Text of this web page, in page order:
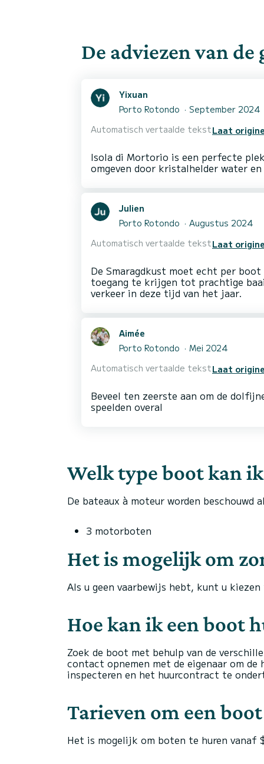
De adviezen van
Yixuan
Porto Rotondo
September 2024
Automatisch vertaalde tekstLaat
Isola di Mortorio is een perfecte
Julien
Porto Rotondo
Augustus 2024
Automatisch vertaalde tekstLaat
De Smaragdkust moet echt per
toegang te krijgen tot prachtige
Aimée
Porto Rotondo
Mei 2024
Automatisch vertaalde tekstLaat
Beveel ten zeerste aan om de
Welk type boot kan
De bateaux à moteur worden beschouwd
3 motorboten
Het is mogelijk om
Als u geen vaarbewijs hebt, kunt u
Hoe kan ik een boot
Zoek de boot met behulp van de
contact opnemen met de eigenaar om
inspecteren en het huurcontract te
Tarieven om een
Het is mogelijk om boten te huren vanaf